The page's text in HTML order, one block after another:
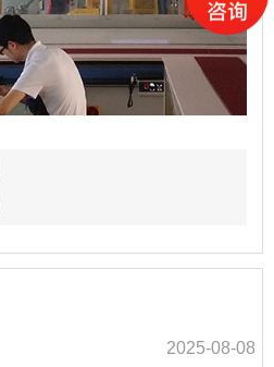
2025-08-08